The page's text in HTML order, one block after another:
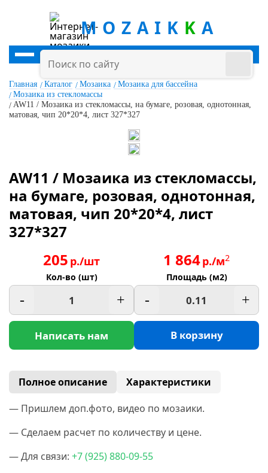
MOZAIK K A
Главная Каталог Мозаика
Мозаика для бассейна
Мозаика из стекломассы
AW11 / Мозаика из стекломассы, на бумаге, розовая, однотонная,
матовая, чип 20*20*4, лист 327*327
AW11 / Мозаика из стекломассы,
на бумаге, розовая, однотонная,
матовая, чип 20*20*4, лист
327*327
205 р./шт
Кол-во (шт)
- +
Написать нам
1 864р./м2
Площадь (м2)
- +
В корзину
Полное описание
Характеристики
— Пришлем доп.фото, видео по мозаики.
— Сделаем расчет по количеству и цене.
— Для связи: +7(925) 880-09-55